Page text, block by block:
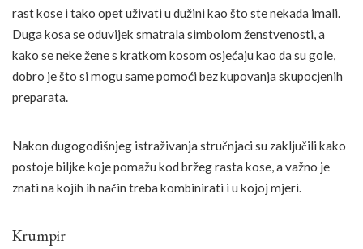
rast kose i tako opet uživati u dužini kao što ste nekada imali.
Duga kosa se oduvijek smatrala simbolom ženstvenosti, a
kako se neke žene s kratkom kosom osjećaju kao da su gole,
dobro je što si mogu same pomoći bez kupovanja skupocjenih
preparata.
Nakon dugogodišnjeg istraživanja stručnjaci su zaključili kako
postoje biljke koje pomažu kod bržeg rasta kose, a važno je
znati na kojih ih način treba kombinirati i u kojoj mjeri.
Krumpir